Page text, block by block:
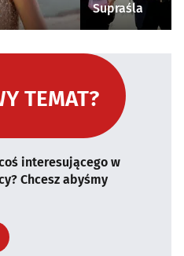
Supraśla
TEMAT?
interesującego w
Chcesz abyśmy